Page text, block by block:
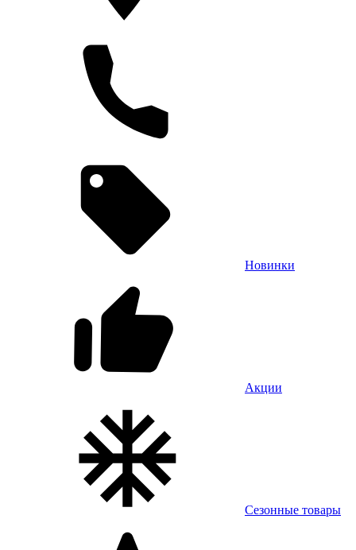
Новинки
Акции
Сезонные товары